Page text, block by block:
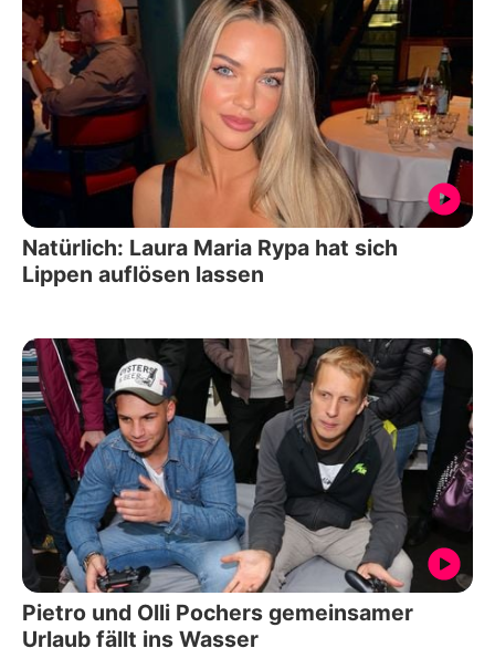
Natürlich: Laura Maria Rypa hat sich
Lippen auflösen lassen
Pietro und Olli Pochers gemeinsamer
Urlaub fällt ins Wasser